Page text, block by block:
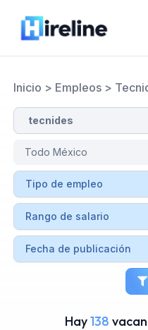
Inicio > Empleos>
Hay138